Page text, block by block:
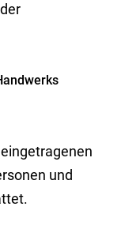
und